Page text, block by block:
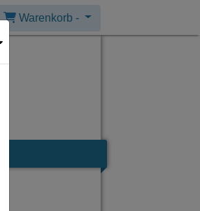
Warenkorb -